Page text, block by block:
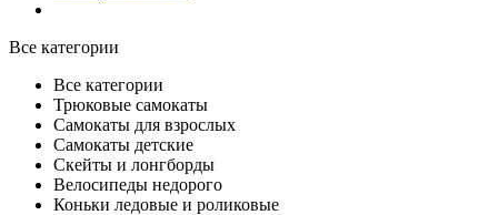
Все категории
Все категории
Трюковые самокаты
Самокаты для взрослых
Самокаты детские
Cкейты и лонгборды
Велосипеды недорого
Коньки ледовые и роликовые